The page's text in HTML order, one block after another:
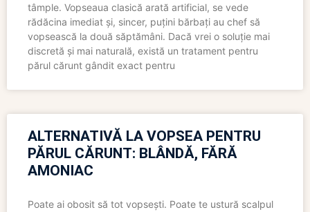
tâmple. Vopseaua clasică arată artificial, se vede
rădăcina imediat și, sincer, puțini bărbați au chef să
vopsească la două săptămâni. Dacă vrei o soluție mai
discretă și mai naturală, există un tratament pentru
părul cărunt gândit exact pentru
ALTERNATIVĂ LA VOPSEA PENTRU
PĂRUL CĂRUNT: BLÂNDĂ, FĂRĂ
AMONIAC
Poate ai obosit să tot vopsești. Poate te ustură scalpul